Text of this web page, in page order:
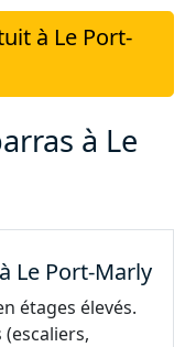
à Le Port-
à Le
Le Port-Marly
étages élevés.